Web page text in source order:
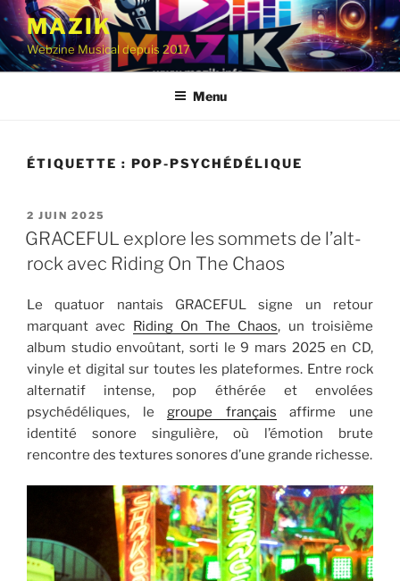
Aller
contenu
principal
MAZIK
Webzine Musical depuis 2017
Menu
ÉTIQUETTE : POP-PSYCHÉDÉLIQUE
PUBLIÉ
LE
2 JUIN 2025
GRACEFUL explore les sommets de l’alt-
rock avec Riding On The Chaos
Le quatuor nantais GRACEFUL signe un retour
marquant avec Riding On The Chaos, un troisième
album studio envoûtant, sorti le 9 mars 2025 en CD,
vinyle et digital sur toutes les plateformes. Entre rock
alternatif intense, pop éthérée et envolées
psychédéliques, legroupe français affirme une
identité sonore singulière, où l’émotion brute
rencontre des textures sonores d’une grande richesse.